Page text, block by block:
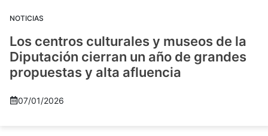
NOTICIAS
Los centros culturales y museos de la
Diputación cierran un año de grandes
propuestas y alta afluencia
07/01/2026